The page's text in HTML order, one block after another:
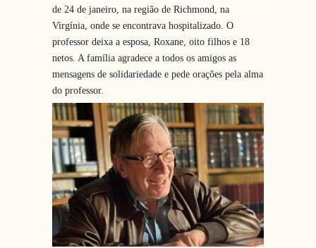
de 24 de janeiro, na região de Richmond, na
Virgínia, onde se encontrava hospitalizado. O
professor deixa a esposa, Roxane, oito filhos e 18
netos. A família agradece a todos os amigos as
mensagens de solidariedade e pede orações pela alma
do professor.